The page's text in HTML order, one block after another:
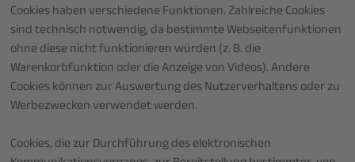
Cookies haben verschiedene Funktionen. Zahlreiche Cookies
sind technisch notwendig, da bestimmte Webseitenfunktionen
ohne diese nicht funktionieren würden (z. B. die
Warenkorbfunktion oder die Anzeige von Videos). Andere
Cookies können zur Auswertung des Nutzerverhaltens oder zu
Werbezwecken verwendet werden.
Cookies, die zur Durchführung des elektronischen